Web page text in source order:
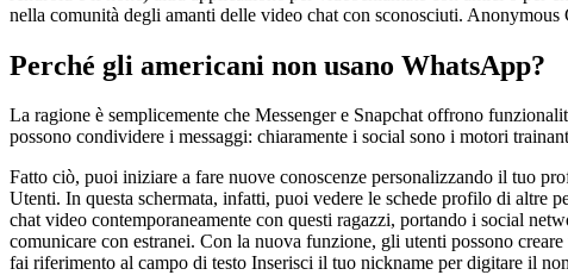
nella comunità degli amanti delle video chat con sconosciuti.
Perché gli americani non usano WhatsApp?
La ragione è semplicemente che Messenger e Snapchat offrono
possono condividere i messaggi: chiaramente i social sono i motori
Fatto ciò, puoi iniziare a fare nuove conoscenze personalizzando il tuo
Utenti. In questa schermata, infatti, puoi vedere le schede profilo di altre
chat video contemporaneamente con questi ragazzi, portando i social
comunicare con estranei. Con la nuova funzione, gli utenti possono
fai riferimento al campo di testo Inserisci il tuo nickname per digitare il